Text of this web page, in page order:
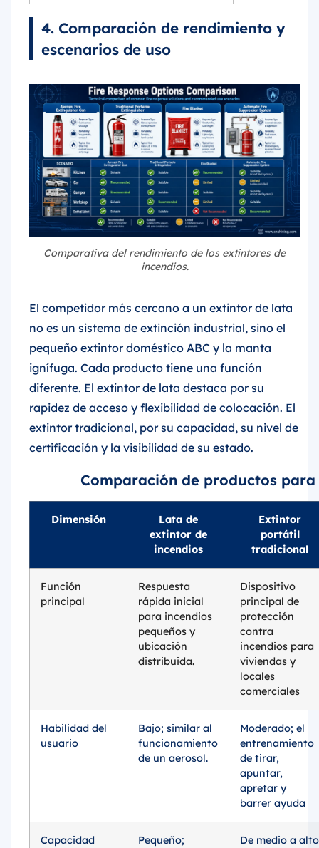
4. Comparación de rendimiento y
escenarios de uso
Comparativa del rendimiento de los extintores de
incendios.
El competidor más cercano a un extintor de lata
no es un sistema de extinción industrial, sino el
pequeño extintor doméstico ABC y la manta
ignífuga. Cada producto tiene una función
diferente. El extintor de lata destaca por su
rapidez de acceso y flexibilidad de colocación. El
extintor tradicional, por su capacidad, su nivel de
certificación y la visibilidad de su estado.
Comparación de productos
Dimensión
Lata de
extintor de
incendios
Extintor
portátil
tradicional
Función
principal
Respuesta
rápida inicial
para incendios
pequeños y
ubicación
distribuida.
Dispositivo
principal de
protección
contra
incendios para
viviendas y
locales
comerciales
Habilidad del
usuario
Bajo; similar al
funcionamiento
de un aerosol.
Moderado; el
entrenamiento
de tirar,
apuntar,
apretar y
barrer ayuda
Capacidad
Pequeño;
De medio a alto